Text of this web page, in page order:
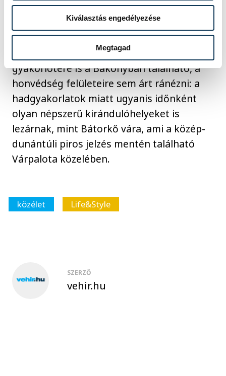
Kiválasztás engedélyezése
Megtagad
honlapjait, itt ugyanis fontos
információkat kaphatunk arról, ha egy-egy
erdőterületet ideiglenesen lezárnak. Mivel
Közép-Európa legnagyobb katonai
gyakorlótere is a Bakonyban található, a
honvédség felületeire sem árt ránézni: a
hadgyakorlatok miatt ugyanis időnként
olyan népszerű kirándulóhelyeket is
lezárnak, mint Bátorkő vára, ami a közép-
dunántúli piros jelzés mentén található
Várpalota közelében.
közélet Life&Style
SZERZŐ
vehir.hu